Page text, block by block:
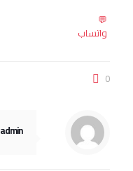
💬
واتساب
0
admin